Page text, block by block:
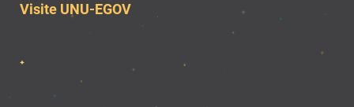
Visite UNU-EGOV